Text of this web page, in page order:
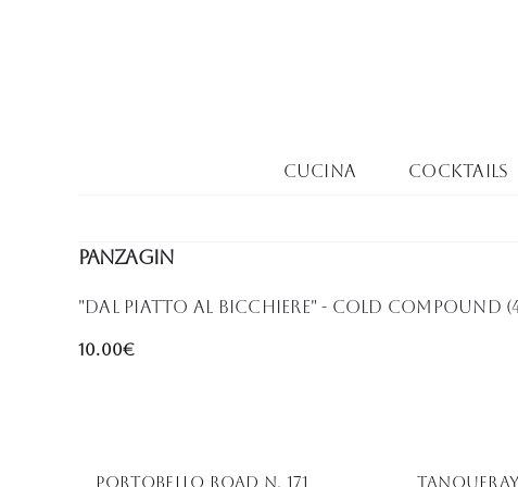
Cucina Cocktails
PANZAGIN
10.00€
"Dal piatto al bicchiere" - Cold Compound
PORTOBELLO ROAD N. 171 Tanqueray